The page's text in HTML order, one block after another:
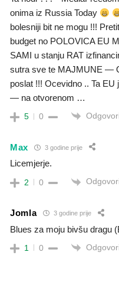
onima iz Russia Today
bolesniji bit ne mogu !!!
budget no POLOVICA EU
SAMI u stanju RAT
sutra sve te MAJMUNE —
poslat !!! Ocevidno .. Ta
— na otvorenom …
5 0 Odgovori
Max 3 godine prije
Licemjerje.
2 0 Odgovori
Jomla 3 godine prije
Blues za moju bivšu dragu
1 0 Odgovori